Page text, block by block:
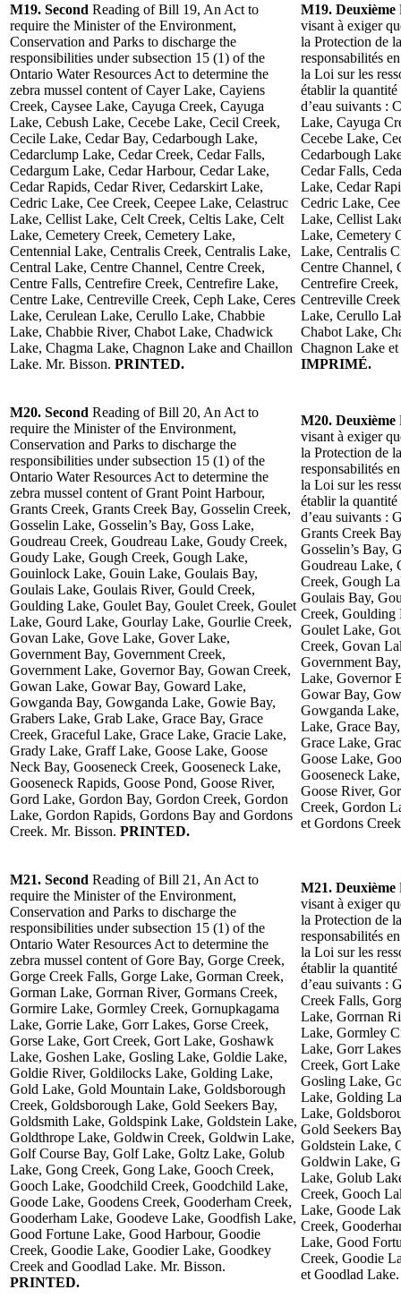
M19. Second Reading of Bill 19, An Act to
require the Minister of the Environment,
Conservation and Parks to discharge the
responsibilities under subsection 15 (1) of the
Ontario Water Resources Act to determine the
zebra mussel content of Cayer Lake, Cayiens
Creek, Caysee Lake, Cayuga Creek, Cayuga
Lake, Cebush Lake, Cecebe Lake, Cecil Creek,
Cecile Lake, Cedar Bay, Cedarbough Lake,
Cedarclump Lake, Cedar Creek, Cedar Falls,
Cedargum Lake, Cedar Harbour, Cedar Lake,
Cedar Rapids, Cedar River, Cedarskirt Lake,
Cedric Lake, Cee Creek, Ceepee Lake, Celastruc
Lake, Cellist Lake, Celt Creek, Celtis Lake, Celt
Lake, Cemetery Creek, Cemetery Lake,
Centennial Lake, Centralis Creek, Centralis Lake,
Central Lake, Centre Channel, Centre Creek,
Centre Falls, Centrefire Creek, Centrefire Lake,
Centre Lake, Centreville Creek, Ceph Lake, Ceres
Lake, Cerulean Lake, Cerullo Lake, Chabbie
Lake, Chabbie River, Chabot Lake, Chadwick
Lake, Chagma Lake, Chagnon Lake and Chaillon
Lake. Mr. Bisson. PRINTED.
M19. Deuxième
visant à exiger
la Protection de
responsabilités
la Loi sur les
établir la quantité
d’eau suivants :
Lake, Cayuga
Cecebe Lake,
Cedarbough
Cedar Falls,
Lake, Cedar
Cedric Lake,
Lake, Cellist
Lake, Cemetery
Lake, Centralis
Centre Channel,
Centrefire
Centreville
Lake, Cerullo
Chabot Lake,
Chagnon Lake
IMPRIMÉ.
M20. Second Reading of Bill 20, An Act to
require the Minister of the Environment,
Conservation and Parks to discharge the
responsibilities under subsection 15 (1) of the
Ontario Water Resources Act to determine the
zebra mussel content of Grant Point Harbour,
Grants Creek, Grants Creek Bay, Gosselin Creek,
Gosselin Lake, Gosselin’s Bay, Goss Lake,
Goudreau Creek, Goudreau Lake, Goudy Creek,
Goudy Lake, Gough Creek, Gough Lake,
Gouinlock Lake, Gouin Lake, Goulais Bay,
Goulais Lake, Goulais River, Gould Creek,
Goulding Lake, Goulet Bay, Goulet Creek, Goulet
Lake, Gourd Lake, Gourlay Lake, Gourlie Creek,
Govan Lake, Gove Lake, Gover Lake,
Government Bay, Government Creek,
Government Lake, Governor Bay, Gowan Creek,
Gowan Lake, Gowar Bay, Goward Lake,
Gowganda Bay, Gowganda Lake, Gowie Bay,
Grabers Lake, Grab Lake, Grace Bay, Grace
Creek, Graceful Lake, Grace Lake, Gracie Lake,
Grady Lake, Graff Lake, Goose Lake, Goose
Neck Bay, Gooseneck Creek, Gooseneck Lake,
Gooseneck Rapids, Goose Pond, Goose River,
Gord Lake, Gordon Bay, Gordon Creek, Gordon
Lake, Gordon Rapids, Gordons Bay and Gordons
Creek. Mr. Bisson. PRINTED.
M20. Deuxième
visant à exiger
la Protection de
responsabilités
la Loi sur les
établir la quantité
d’eau suivants :
Grants Creek
Gosselin’s Bay,
Goudreau Lake,
Creek, Gough
Goulais Bay,
Creek, Goulding
Goulet Lake,
Creek, Govan
Government
Lake, Governor
Gowar Bay,
Gowganda
Lake, Grace
Grace Lake,
Goose Lake,
Gooseneck
Goose River,
Creek, Gordon
et Gordons
M21. Second Reading of Bill 21, An Act to
require the Minister of the Environment,
Conservation and Parks to discharge the
responsibilities under subsection 15 (1) of the
Ontario Water Resources Act to determine the
zebra mussel content of Gore Bay, Gorge Creek,
Gorge Creek Falls, Gorge Lake, Gorman Creek,
Gorman Lake, Gorrnan River, Gormans Creek,
Gormire Lake, Gormley Creek, Gornupkagama
Lake, Gorrie Lake, Gorr Lakes, Gorse Creek,
Gorse Lake, Gort Creek, Gort Lake, Goshawk
Lake, Goshen Lake, Gosling Lake, Goldie Lake,
Goldie River, Goldilocks Lake, Golding Lake,
Gold Lake, Gold Mountain Lake, Goldsborough
Creek, Goldsborough Lake, Gold Seekers Bay,
Goldsmith Lake, Goldspink Lake, Goldstein Lake,
Goldthrope Lake, Goldwin Creek, Goldwin Lake,
Golf Course Bay, Golf Lake, Goltz Lake, Golub
Lake, Gong Creek, Gong Lake, Gooch Creek,
Gooch Lake, Goodchild Creek, Goodchild Lake,
Goode Lake, Goodens Creek, Gooderham Creek,
Gooderham Lake, Goodeve Lake, Goodfish Lake,
Good Fortune Lake, Good Harbour, Goodie
Creek, Goodie Lake, Goodier Lake, Goodkey
Creek and Goodlad Lake. Mr. Bisson.
PRINTED.
M21. Deuxième
visant à exiger
la Protection de
responsabilités
la Loi sur les
établir la quantité
d’eau suivants :
Creek Falls,
Lake, Gorrnan
Lake, Gormley
Lake, Gorr
Creek, Gort
Gosling Lake,
Lake, Golding
Lake,
Gold Seekers
Goldstein Lake,
Goldwin Lake,
Lake, Golub
Creek, Gooch
Lake, Goode
Creek,
Lake, Good
Creek, Goodie
et Goodlad